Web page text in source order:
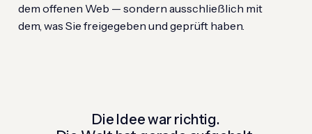
dem offenen Web — sondern ausschließlich mit
dem, was Sie freigegeben und geprüft haben.
Die Idee war richtig.